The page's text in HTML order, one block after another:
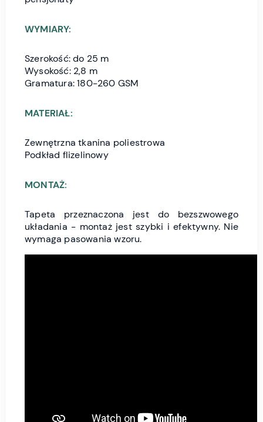
WYMIARY:
Szerokość: do 25 m
Wysokość: 2,8 m
Gramatura: 180-260 GSM
MATERIAŁ:
Zewnętrzna tkanina poliestrowa
Podkład flizelinowy
MONTAŻ:
Tapeta przeznaczona jest do bezszwowego
układania - montaż jest szybki i efektywny. Nie
wymaga pasowania wzoru.